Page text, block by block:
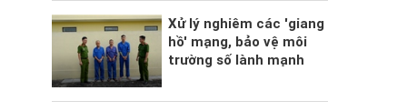
Xử lý nghiêm các 'giang
hồ' mạng, bảo vệ môi
trường số lành mạnh